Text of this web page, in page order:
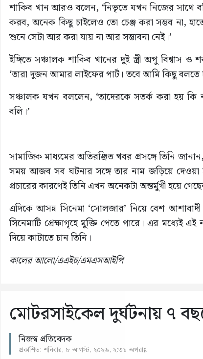
শাকিব খান আরও বলেন, ‘নিভৃতে যখন নিজের সাথে
করব, অনেক কিছু চাইলেও তো চেঞ্জ করা সম্ভব না,
শুনে সেটা আর করা যায় না আর সম্ভাবনা নেই।’
ইঙ্গিতে সঞ্চালক শাকিব খানের দুই স্ত্রী অপু বিশ্বাস
‘তারা দুজন আমার লাইফের পার্ট। তবে আমি কিছু বলতে
সঞ্চালক যখন বললেন, ‘তাদেরকে সতর্ক করা হয় কি
বলি।’
সামাজিক মাধ্যমের অতিরঞ্জিত খবর প্রসঙ্গে তিনি
সময় আজব সব ঘটনার সঙ্গে তার নাম জড়িয়ে দেওয়া
প্রচারের কারণেই তিনি এখন অনেকটা অন্তর্মুখী হয়ে
এদিকে আসন্ন সিনেমা ‘সোলজার’ নিয়ে বেশ
সিনেমাটি প্রেক্ষাগৃহে মুক্তি পেতে পারে। এর
দিয়ে কাটাতে চান তিনি।
কালের আলো/এএইচ/এমএসআইপি
মোটরসাইকেল দুর্ঘটনায় ৭
নিজস্ব প্রতিবেদক
প্রকাশিত: শনিবার, ৮ আগস্ট, ২০২৬, ২:৩১ অপরাহ্ণ